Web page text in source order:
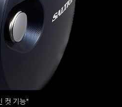
컷 기능"